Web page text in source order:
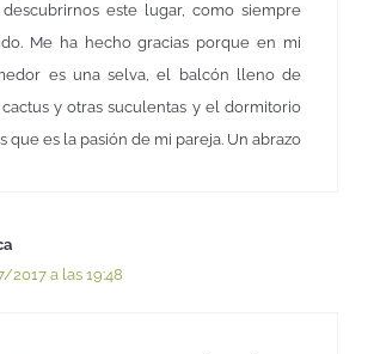
descubrirnos este lugar, como siempre
Me ha hecho gracias porque en mi
es una selva, el balcón lleno de
y otras suculentas y el dormitorio
que es la pasión de mi pareja. Un abrazo
2017 a las 19:48